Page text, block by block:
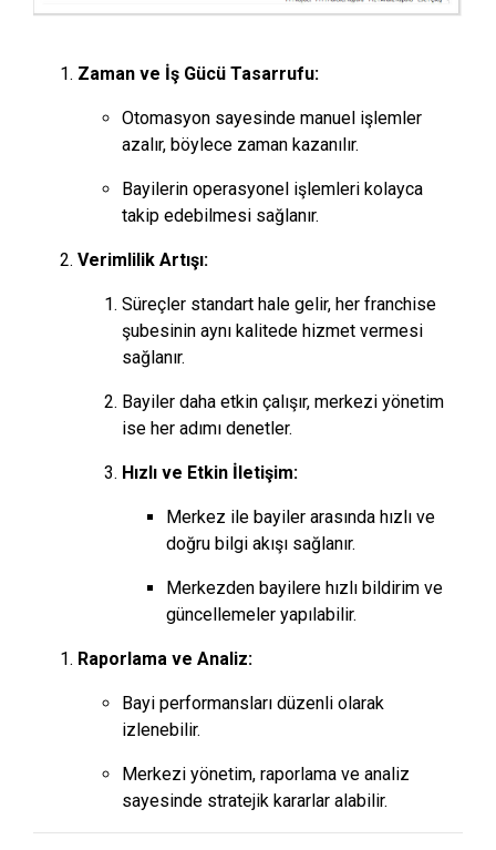
Zaman ve İş Gücü Tasarrufu:
Otomasyon sayesinde manuel işlemler
azalır, böylece zaman kazanılır.
Bayilerin operasyonel işlemleri kolayca
takip edebilmesi sağlanır.
Verimlilik Artışı:
Süreçler standart hale gelir, her franchise
şubesinin aynı kalitede hizmet vermesi
sağlanır.
Bayiler daha etkin çalışır, merkezi yönetim
ise her adımı denetler.
Hızlı ve Etkin İletişim:
Merkez ile bayiler arasında hızlı ve
doğru bilgi akışı sağlanır.
Merkezden bayilere hızlı bildirim ve
güncellemeler yapılabilir.
Raporlama ve Analiz:
Bayi performansları düzenli olarak
izlenebilir.
Merkezi yönetim, raporlama ve analiz
sayesinde stratejik kararlar alabilir.